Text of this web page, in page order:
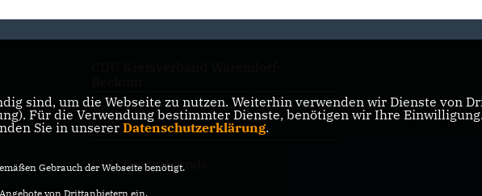
CDU NRW
CDU Deutschlands
sind, um die Webseite zu nutzen. Weiterhin verwenden wir Dienste von
Für die Verwendung bestimmter Dienste, benötigen wir Ihre
Sie in unserer Datenschutzerklärung.
Gebrauch der Webseite benötigt.
von Drittanbietern ein.